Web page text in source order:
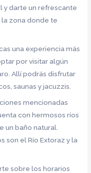
y darte un refrescante
zona donde te
una experiencia más
por visitar algún
Allí podrás disfrutar
saunas y jacuzzis.
mencionadas
con hermosos ríos
un baño natural.
son el Río Extoraz y la
sobre los horarios